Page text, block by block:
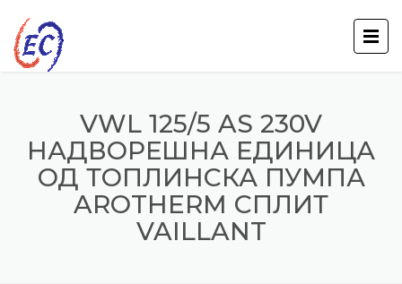
VWL 125/5 AS 230V
НАДВОРЕШНА ЕДИНИЦА
ОД ТОПЛИНСКА ПУМПА
AROTHERM СПЛИТ
VAILLANT